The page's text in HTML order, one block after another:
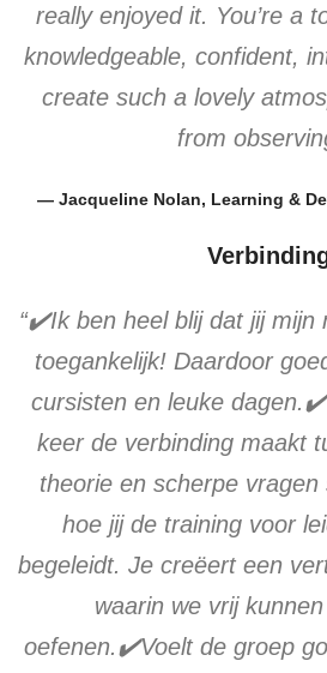
really enjoyed it. You’re a
knowledgeable, confident,
create such a lovely
from
— Jacqueline Nolan, Learning &
“✔️Ik ben heel blij dat jij
toegankelijk! Daardoor
cursisten en leuke
keer de verbinding maakt
theorie en scherpe
hoe jij de training voor
begeleidt. Je creëert een
waarin we vrij
oefenen.✔️Voelt de groep